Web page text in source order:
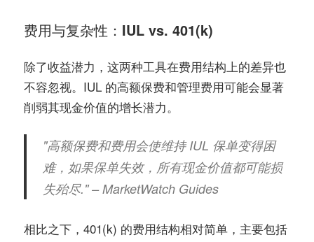
费用与复杂性：IUL vs. 401(k)
除了收益潜力，这两种工具在费用结构上的差异也
不容忽视。IUL 的高额保费和管理费用可能会显著
削弱其现金价值的增长潜力。
"高额保费和费用会使维持 IUL 保单变得困
难，如果保单失效，所有现金价值都可能损
失殆尽." – MarketWatch Guides
相比之下，401(k) 的费用结构相对简单，主要包括